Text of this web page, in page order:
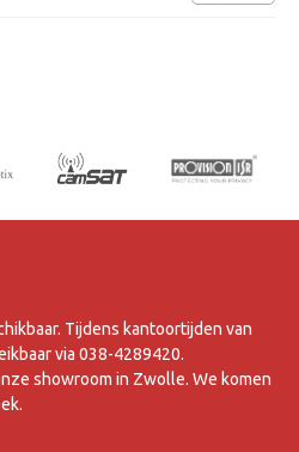
Tijdens kantoortijden van
via 038-4289420.
showroom in Zwolle. We komen